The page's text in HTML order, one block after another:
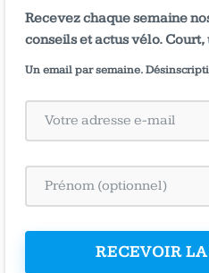
Recevez chaque semaine
conseils et actus vélo. Court,
Un email par semaine.
RECEVOIR